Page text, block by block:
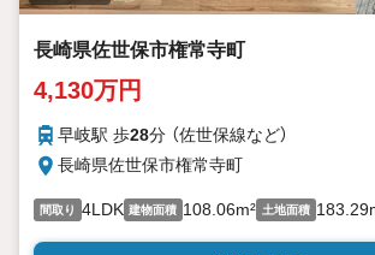
長崎県佐世保市権常寺町
4,130万円
早岐駅 歩28分 （佐世保線など）
長崎県佐世保市権常寺町
間取り 4LDK 建物面積 108.06m² 土地面積